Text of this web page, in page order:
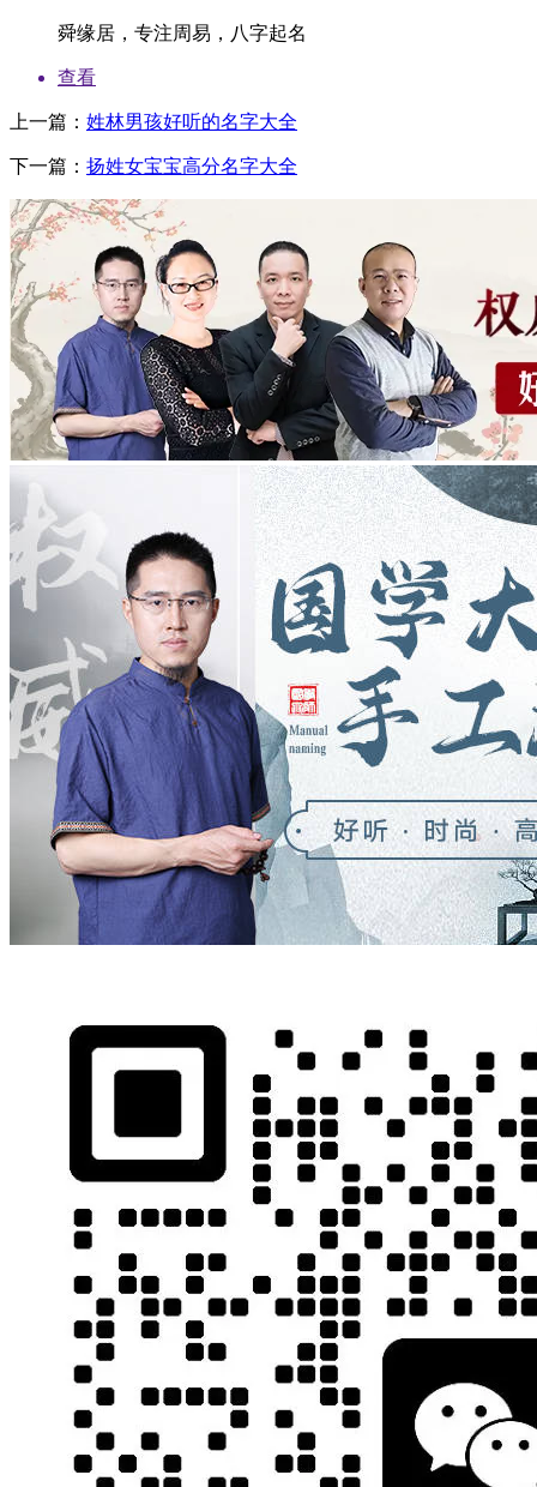
舜缘居，专注周易，八字起名
查看
上一篇： 姓林男孩好听的名字大全
下一篇： 扬姓女宝宝高分名字大全